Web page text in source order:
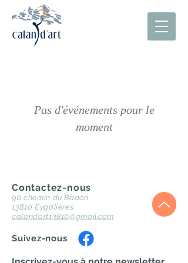
Pas d'événements pour le
moment
Contactez-nous
90 chemin du Badon
13810 Eygalières
calandart13810@gmail.com
Suivez-nous